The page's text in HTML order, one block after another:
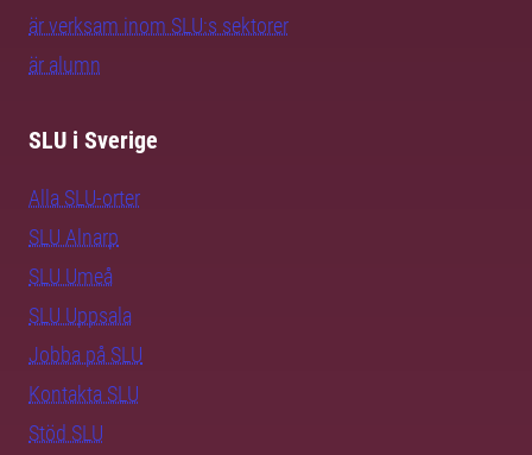
är verksam inom SLU:s sektorer
är alumn
SLU i Sverige
Alla SLU-orter
SLU Alnarp
SLU Umeå
SLU Uppsala
Jobba på SLU
Kontakta SLU
Stöd SLU